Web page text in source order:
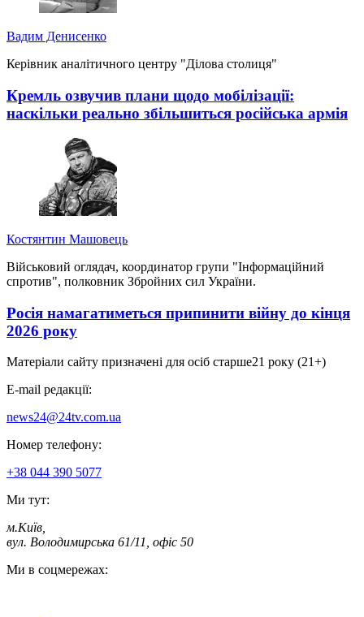
Вадим Денисенко
Керівник аналітичного центру "Ділова столиця"
Кремль озвучив плани щодо мобілізації:
наскільки реально збільшиться російська армія
Костянтин Машовець
Військовий оглядач, координатор групи "Інформаційний
спротив", полковник Збройних сил України.
Росія намагатиметься припинити війну до кінця
2026 року
Матеріали сайту призначені для осіб старше21 року (21+)
E-mail редакції:
news24@24tv.com.ua
Номер телефону:
+38 044 390 5077
Ми тут:
м.Київ
вул. Володимирська 61/11, офіс 50
Ми в соцмережах: